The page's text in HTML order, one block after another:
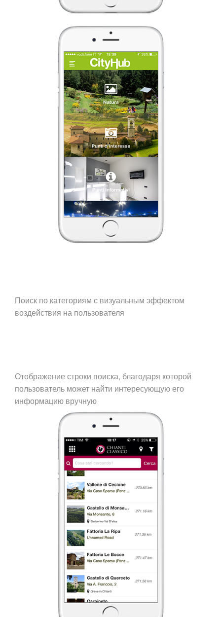
Поиск по категориям с визуальным эффектом
воздействия на пользователя
Отображение строки поиска, благодаря которой
пользователь может найти интересующую его
информацию вручную